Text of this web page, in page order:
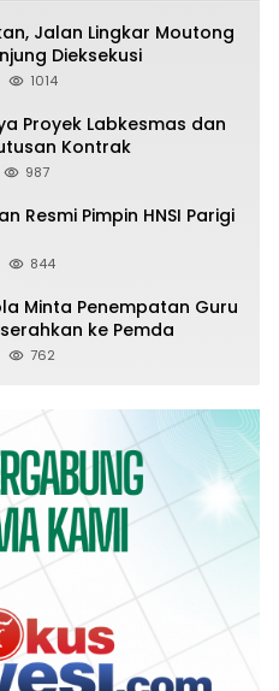
Jalan Lingkar Moutong
Dieksekusi
1014
Proyek Labkesmas dan
Kontrak
987
Resmi Pimpin HNSI Parigi
844
Minta Penempatan Guru
ke Pemda
762